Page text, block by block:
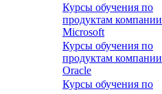
Курсы обучения по
продуктам компании
Microsoft
Курсы обучения по
продуктам компании
Oracle
Курсы обучения по